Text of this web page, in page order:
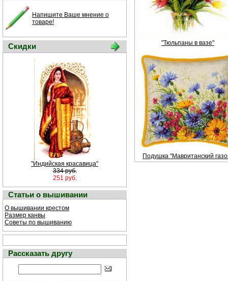
Напишите Ваше мнение о
товаре!
Скидки
"Индийская красавица"
334 руб.
251 руб.
Статьи о вышивании
О вышивании крестом
Размер канвы
Советы по вышиванию
Рассказать другу
"Тюльпаны в вазе"
Подушка "Мавританский